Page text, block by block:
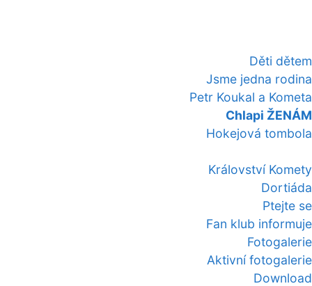
Děti dětem
Jsme jedna rodina
Petr Koukal a Kometa
Chlapi ŽENÁM
Hokejová tombola
Království Komety
Dortiáda
Ptejte se
Fan klub informuje
Fotogalerie
Aktivní fotogalerie
Download